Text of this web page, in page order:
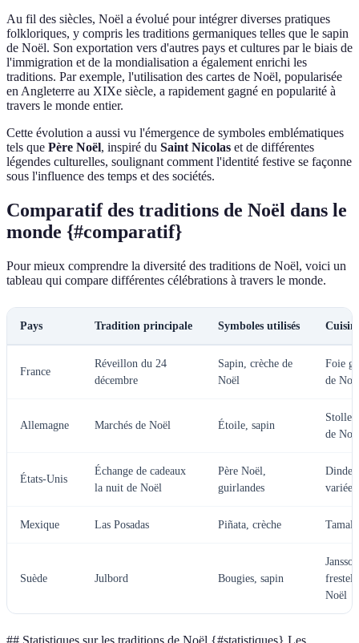
Au fil des siècles, Noël a évolué pour intégrer diverses pratiques
folkloriques, y compris les traditions germaniques telles que le sapin
de Noël. Son exportation vers d'autres pays et cultures par le biais de
l'immigration et de la mondialisation a également enrichi les
traditions. Par exemple, l'utilisation des cartes de Noël, popularisée
en Angleterre au XIXe siècle, a rapidement gagné en popularité à
travers le monde entier.
Cette évolution a aussi vu l'émergence de symboles emblématiques
tels que Père Noël, inspiré du Saint Nicolas et de différentes
légendes culturelles, soulignant comment l'identité festive se façonne
sous l'influence des temps et des sociétés.
Comparatif des traditions de Noël dans le
monde {#comparatif}
Pour mieux comprendre la diversité des traditions de Noël, voici un
tableau qui compare différentes célébrations à travers le monde.
Pays Tradition principale Symboles utilisés
France
Réveillon du 24
décembre
Sapin, crèche de
Noël
Foie
de
Allemagne Marchés de Noël Étoile, sapin
de
États-Unis
Échange de cadeaux
la nuit de Noël
Père Noël,
guirlandes
Dinde,
variées
Mexique Las Posadas Piñata, crèche
Suède Julbord Bougies, sapin
Noël
## Statistiques sur les traditions de Noël {#statistiques} Les